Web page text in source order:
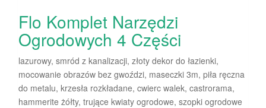
Flo Komplet Narzędzi
Ogrodowych 4 Części
lazurowy, smród z kanalizacji, złoty dekor do łazienki,
mocowanie obrazów bez gwoździ, maseczki 3m, piła ręczna
do metalu, krzesła rozkładane, cwierc walek, castrorama,
hammerite żółty, trujące kwiaty ogrodowe, szopki ogrodowe